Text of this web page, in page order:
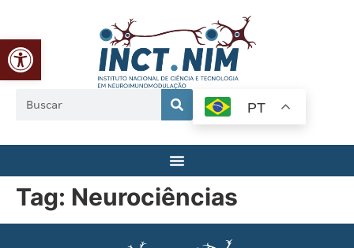
Abrir a barra de ferramentas
PT
Tag: Neurociências